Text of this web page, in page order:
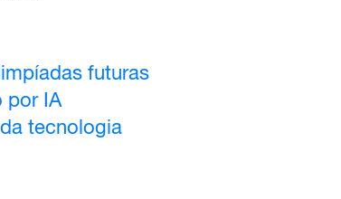
futuras
por IA
tecnologia